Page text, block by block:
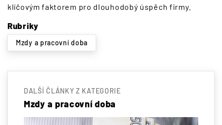
klíčovým faktorem pro dlouhodobý úspěch firmy.
Rubriky
Mzdy a pracovní doba
DALŠÍ ČLÁNKY Z KATEGORIE
Mzdy a pracovní doba